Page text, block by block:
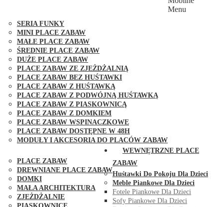
SERIA FUNKY
MINI PLACE ZABAW
MAŁE PLACE ZABAW
ŚREDNIE PLACE ZABAW
DUŻE PLACE ZABAW
PLACE ZABAW ZE ZJEŻDŻALNIĄ
PLACE ZABAW BEZ HUŚTAWKI
PLACE ZABAW Z HUŚTAWKĄ
PLACE ZABAW Z PODWÓJNĄ HUŚTAWKĄ
PLACE ZABAW Z PIASKOWNICĄ
PLACE ZABAW Z DOMKIEM
PLACE ZABAW WSPINACZKOWE
PLACE ZABAW DOSTĘPNE W 48H
MODUŁY I AKCESORIA DO PLACÓW ZABAW
PLACE ZABAW
DREWNIANE PLACE ZABAW
DOMKI
MAŁA ARCHITEKTURA
ZJEŻDŻALNIE
Menu
WEWNĘTRZNE PLACE
ZABAW
Huśtawki Do Pokoju Dla Dzieci
Meble Piankowe Dla Dzieci
Fotele Piankowe Dla Dzieci
Sofy Piankowe Dla Dzieci